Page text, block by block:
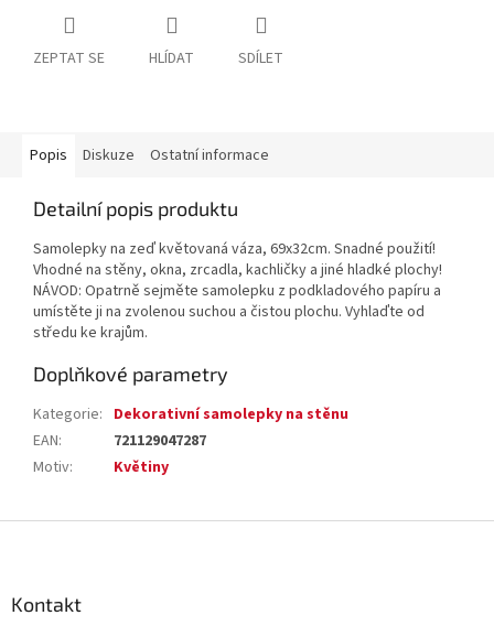
ZEPTAT SE HLÍDAT SDÍLET
Popis Diskuze Ostatní informace
Detailní popis produktu
Samolepky na zeď květovaná váza, 69x32cm. Snadné použití!
Vhodné na stěny, okna, zrcadla, kachličky a jiné hladké plochy!
NÁVOD: Opatrně sejměte samolepku z podkladového papíru a
umístěte ji na zvolenou suchou a čistou plochu. Vyhlaďte od
středu ke krajům.
Doplňkové parametry
Kategorie: Dekorativní samolepky na stěnu
EAN:
721129047287
Motiv: Květiny
Kontakt